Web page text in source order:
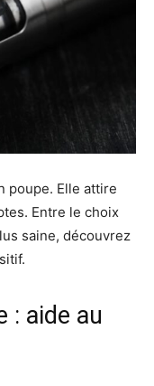
poupe. Elle attire
Entre le choix
saine, découvrez
: aide au